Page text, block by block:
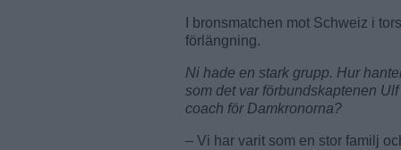
I bronsmatchen mot Schweiz i
förlängning.
Ni hade en stark grupp. Hur
som det var förbundskaptenen
coach för Damkronorna?
– Vi har varit som en stor familj